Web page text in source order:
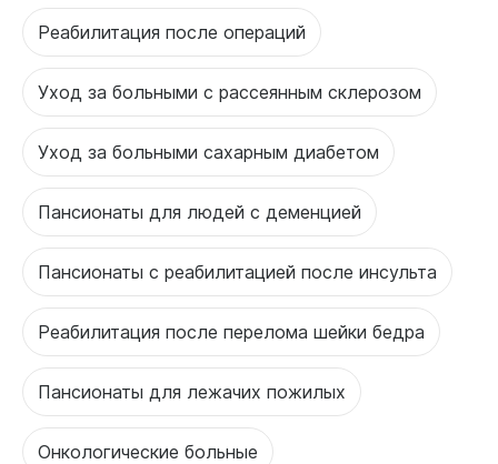
Реабилитация после операций
Уход за больными с рассеянным склерозом
Уход за больными сахарным диабетом
Пансионаты для людей с деменцией
Пансионаты с реабилитацией после инсульта
Реабилитация после перелома шейки бедра
Пансионаты для лежачих пожилых
Онкологические больные